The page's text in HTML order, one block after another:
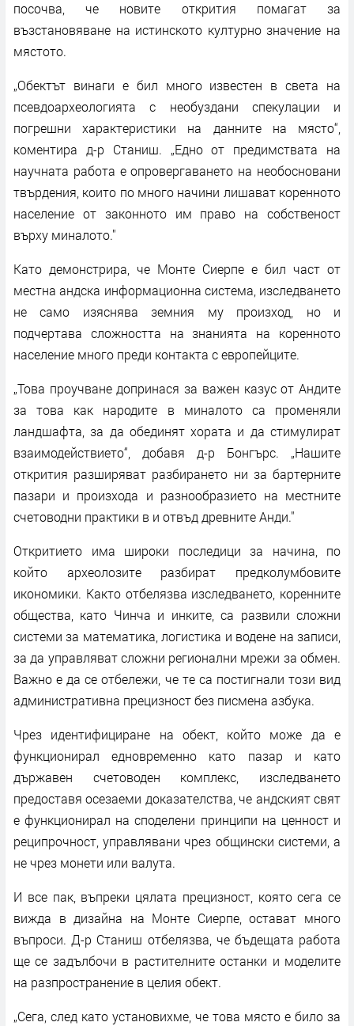
посочва, че новите открития помагат за
възстановяване на истинското културно значение на
мястото.
„Обектът винаги е бил много известен в света на
псевдоархеологията с необуздани спекулации и
погрешни характеристики на данните на място“,
коментира д-р Станиш. „Едно от предимствата на
научната работа е опровергаването на необосновани
твърдения, които по много начини лишават коренното
население от законното им право на собственост
върху миналото."
Като демонстрира, че Монте Сиерпе е бил част от
местна андска информационна система, изследването
не само изяснява земния му произход, но и
подчертава сложността на знанията на коренното
население много преди контакта с европейците.
„Това проучване допринася за важен казус от Андите
за това как народите в миналото са променяли
ландшафта, за да обединят хората и да стимулират
взаимодействието“, добавя д-р Бонгърс. „Нашите
открития разширяват разбирането ни за бартерните
пазари и произхода и разнообразието на местните
счетоводни практики в и отвъд древните Анди."
Откритието има широки последици за начина, по
който археолозите разбират предколумбовите
икономики. Както отбелязва изследването, коренните
общества, като Чинча и инките, са развили сложни
системи за математика, логистика и водене на записи,
за да управляват сложни регионални мрежи за обмен.
Важно е да се отбележи, че те са постигнали този вид
административна прецизност без писмена азбука.
Чрез идентифициране на обект, който може да е
функционирал едновременно като пазар и като
държавен счетоводен комплекс, изследването
предоставя осезаеми доказателства, че андският свят
е функционирал на споделени принципи на ценност и
реципрочност, управлявани чрез общински системи, а
не чрез монети или валута.
И все пак, въпреки цялата прецизност, която сега се
вижда в дизайна на Монте Сиерпе, остават много
въпроси. Д-р Станиш отбелязва, че бъдещата работа
ще се задълбочи в растителните останки и моделите
на разпространение в целия обект.
„Сега, след като установихме, че това място е било за